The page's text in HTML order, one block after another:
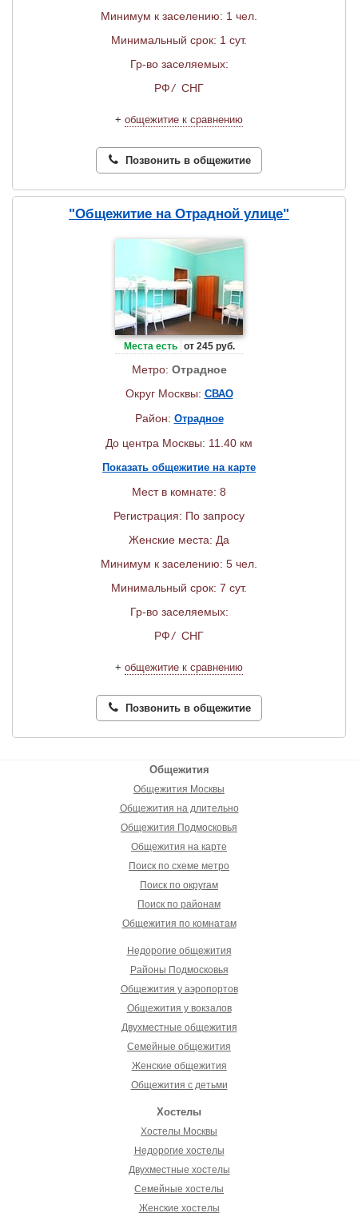
Минимум к заселению: 1 чел.
Минимальный срок: 1 сут.
Гр-во заселяемых:
РФ/ СНГ
+ общежитие к сравнению
Позвонить в общежитие
"Общежитие на Отрадной улице"
Места есть от 245 руб.
Метро: Отрадное
Округ Москвы: СВАО
Район: Отрадное
До центра Москвы: 11.40 км
Показать общежитие на карте
Мест в комнате: 8
Регистрация: По запросу
Женские места: Да
Минимум к заселению: 5 чел.
Минимальный срок: 7 сут.
Гр-во заселяемых:
РФ/ СНГ
+ общежитие к сравнению
Позвонить в общежитие
Общежития
Общежития Москвы
Общежития на длительно
Общежития Подмосковья
Общежития на карте
Поиск по схеме метро
Поиск по округам
Поиск по районам
Общежития по комнатам
Недорогие общежития
Районы Подмосковья
Общежития у аэропортов
Общежития у вокзалов
Двухместные общежития
Семейные общежития
Женские общежития
Общежития с детьми
Хостелы
Хостелы Москвы
Недорогие хостелы
Двухместные хостелы
Семейные хостелы
Женские хостелы